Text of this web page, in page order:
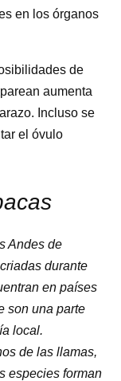
en los órganos
de
aumenta
Incluso se
el óvulo
Andes de
durante
en países
son una parte
local.
de las llamas,
especies forman